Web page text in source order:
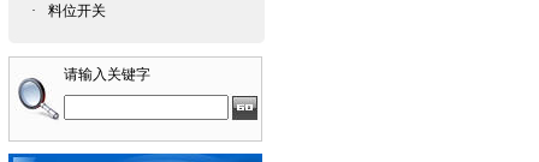
· 料位开关
请输入关键字